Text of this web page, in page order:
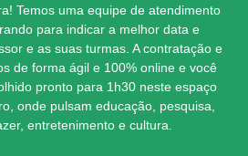
Temos uma equipe de atendimento
para indicar a melhor data e
e as suas turmas. A contratação e
de forma ágil e 100% online e você
pronto para 1h30 neste espaço
onde pulsam educação, pesquisa,
entretenimento e cultura.